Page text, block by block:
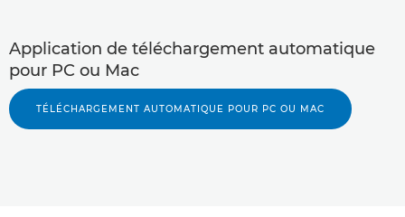
Application de téléchargement automatique
pour PC ou Mac
TÉLÉCHARGEMENT AUTOMATIQUE POUR PC OU MAC